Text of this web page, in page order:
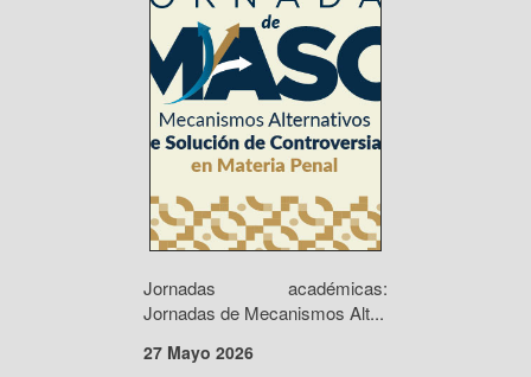
Jornadas académicas:
Jornadas de Mecanismos Alt...
27 Mayo 2026